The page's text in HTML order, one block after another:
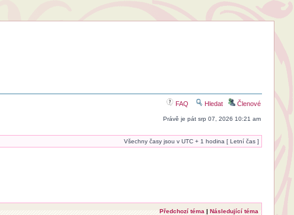
FAQ Hledat Členové
Právě je pát srp 07, 2026 10:21 am
Všechny časy jsou v UTC + 1 hodina [ Letní čas ]
Předchozí téma | Následující téma